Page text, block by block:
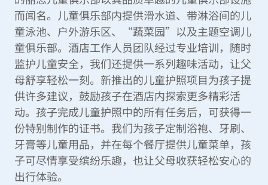
而闻名。儿童俱乐部内提供滑水道、带淋浴间的儿
童泳池、户外游乐区、“蔬菜园”以及主题空调儿
童俱乐部。酒店工作人员团队经过专业培训，随时
监护儿童安全，我们还提供一系列趣味活动，让父
母舒享轻松一刻。新推出的儿童护照项目为孩子提
供许多建议，鼓励孩子在酒店内探索更多精彩活
动。孩子完成儿童护照中的所有任务后，可获得一
份特别制作的证书。我们为孩子定制浴袍、牙刷、
牙膏等儿童用品，并在每个餐厅提供儿童菜单，孩
子可尽情享受缤纷乐趣，也让父母收获轻松安心的
出行体验。